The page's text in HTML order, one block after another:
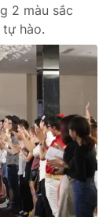
2 màu sắc
hào.